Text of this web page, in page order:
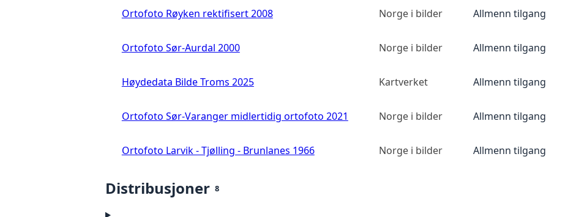
Ortofoto Røyken rektifisert 2008 Norge i bilder Allmenn tilgang
Ortofoto Sør-Aurdal 2000 Norge i bilder Allmenn tilgang
Høydedata Bilde Troms 2025 Kartverket Allmenn tilgang
Ortofoto Sør-Varanger midlertidig ortofoto 2021 Norge i bilder Allmenn tilgang
Ortofoto Larvik - Tjølling - Brunlanes 1966 Norge i bilder Allmenn tilgang
Distribusjoner 8